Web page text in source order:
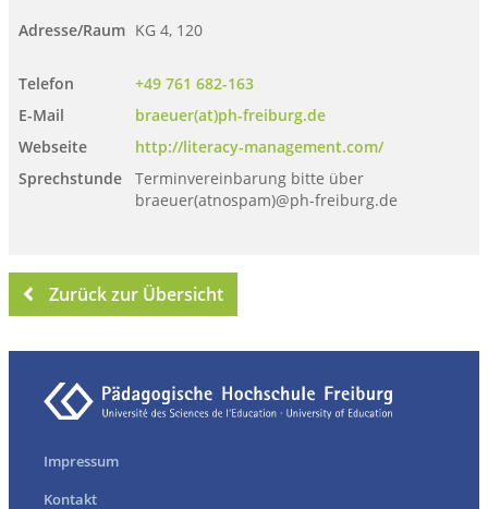
Adresse/Raum KG 4, 120
Telefon
+49 761 682-163
E-Mail
braeuer(at)ph-freiburg.de
Webseite
http://literacy-management.com/
Sprechstunde
Terminvereinbarung bitte über
braeuer(atnospam)@ph-freiburg.de
Zurück zur Übersicht
Impressum
Kontakt